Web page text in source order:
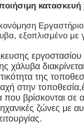
κατασκευή
εξοπλισμένο με
εργοστασίου
χάλυβα
της
στην
βρίσκονται σε
ζώνες με